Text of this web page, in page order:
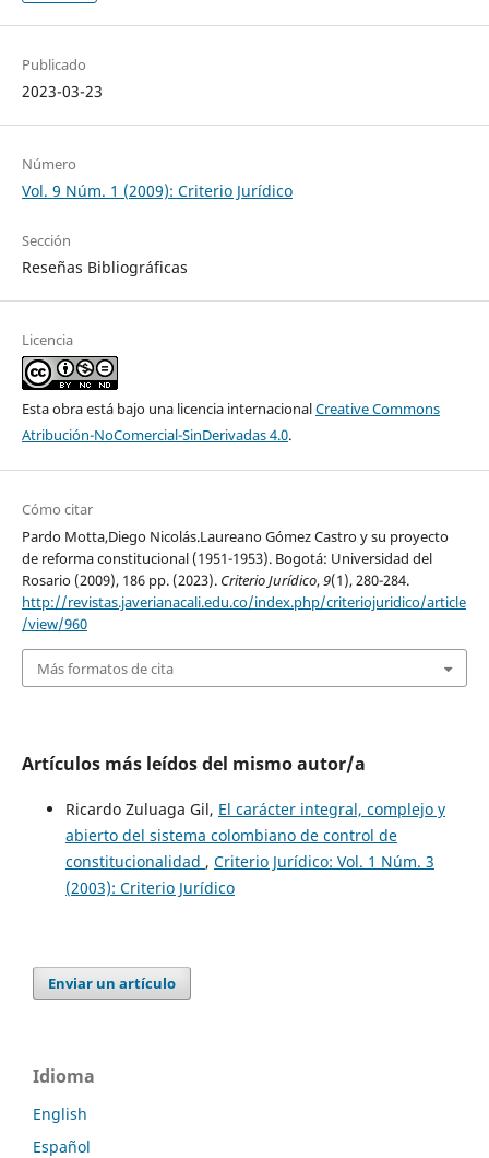
Publicado
2023-03-23
Número
Vol. 9 Núm. 1 (2009): Criterio Jurídico
Sección
Reseñas Bibliográficas
Licencia
Esta obra está bajo una licencia internacionalCreative Commons
Atribución-NoComercial-SinDerivadas 4.0.
Cómo citar
Pardo Motta,Diego Nicolás.Laureano Gómez Castro y su proyecto
de reforma constitucional (1951-1953). Bogotá: Universidad del
Rosario (2009), 186 pp. (2023). Criterio Jurídico,9(1), 280-284.
http://revistas.javerianacali.edu.co/index.php/criteriojuridico/article
/view/960
Más formatos de cita
Artículos más leídos del mismo autor/a
Ricardo Zuluaga Gil, El carácter integral, complejo y
abierto del sistema colombiano de control de
constitucionalidad , Criterio Jurídico: Vol. 1 Núm. 3
(2003): Criterio Jurídico
Enviar un artículo
Idioma
English
Español